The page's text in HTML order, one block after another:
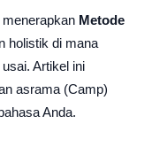
Metode
holistik di mana
Artikel ini
asrama (Camp)
Anda.